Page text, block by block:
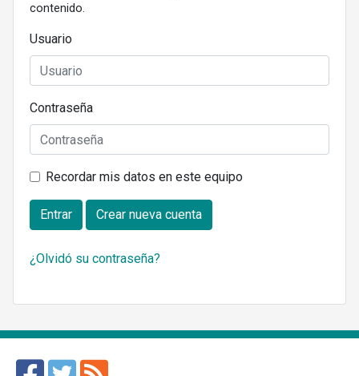
contenido.
Usuario
Contraseña
Recordar mis datos en este equipo
Entrar Crear nueva cuenta
¿Olvidó su contraseña?